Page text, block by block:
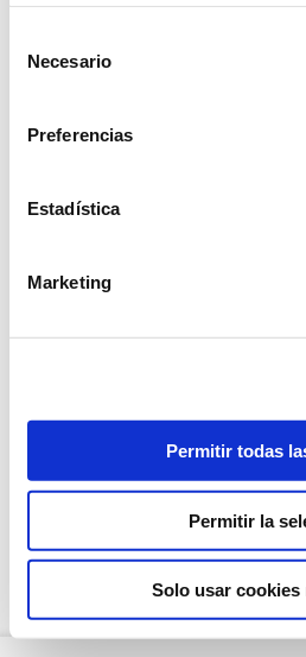
Necesario
Preferencias
Estadística
Marketing
Permitir todas
Permitir la
Solo usar cookies
PREPARACIÓN
Freidora
Cereales que contengan gluten y
MÉTODO DE PREPARACIÓN
VALORES NUTRICIONALES
OPCIÓN CONGELADO